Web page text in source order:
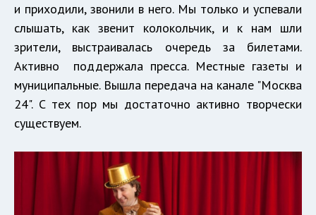
и приходили, звонили в него. Мы только и успевали
слышать, как звенит колокольчик, и к нам шли
зрители, выстраивалась очередь за билетами.
Активно поддержала пресса. Местные газеты и
муниципальные. Вышла передача на канале "Москва
24". С тех пор мы достаточно активно творчески
существуем.